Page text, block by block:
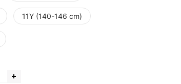
11Y (140-146 cm)